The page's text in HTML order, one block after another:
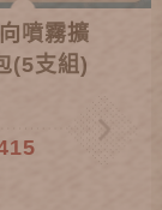
噴霧擴
(5支組)